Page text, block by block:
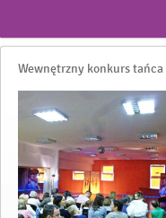
Wewnętrzny konkurs